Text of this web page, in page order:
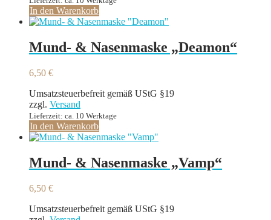
In den Warenkorb
Mund- & Nasenmaske „Deamon“
6,50 €
Umsatzsteuerbefreit gemäß UStG §19
zzgl. Versand
Lieferzeit: ca. 10 Werktage
In den Warenkorb
Mund- & Nasenmaske „Vamp“
6,50 €
Umsatzsteuerbefreit gemäß UStG §19